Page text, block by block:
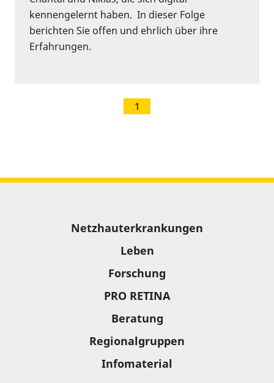
kennengelernt haben. In dieser Folge
berichten Sie offen und ehrlich über ihre
Erfahrungen.
1
Netzhauterkrankungen
Leben
Forschung
PRO RETINA
Beratung
Regionalgruppen
Infomaterial